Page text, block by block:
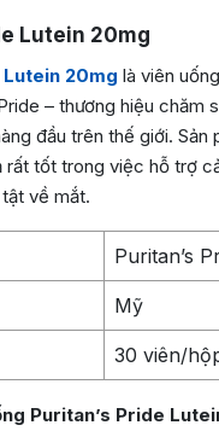
Lutein 20mg
Lutein 20mg là viên
– thương hiệu chăm
đầu trên thế giới. Sản
rất tốt trong việc hỗ trợ
về mắt.
Puritan’s
Mỹ
30 viên/
Puritan’s Pride